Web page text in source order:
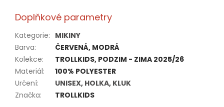
Doplňkové parametry
Kategorie: MIKINY
Barva:
ČERVENÁ, MODRÁ
Kolekce:
TROLLKIDS, PODZIM - ZIMA 2025/26
Materiál:
100% POLYESTER
Určení: UNISEX, HOLKA, KLUK
Značka: TROLLKIDS